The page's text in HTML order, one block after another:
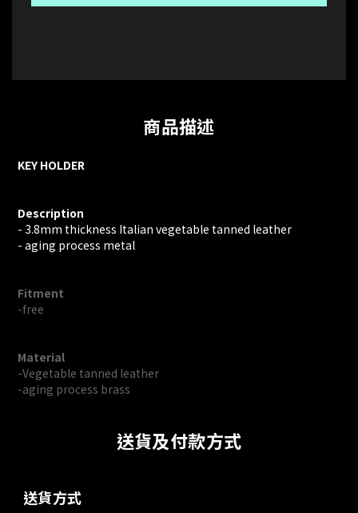
商品描述
KEY HOLDER
Description
- 3.8mm thickness Italian vegetable tanned leather
- aging process metal
Fitment
-free
Material
-Vegetable tanned leather
-aging process brass
送貨及付款方式
送貨方式